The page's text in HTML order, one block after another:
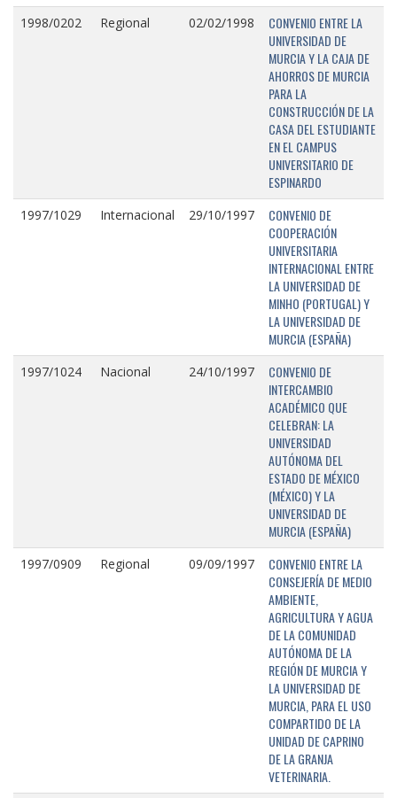
1998/0202 Regional 02/02/1998
CONVENIO ENTRE LA
UNIVERSIDAD DE
MURCIA Y LA CAJA DE
AHORROS DE MURCIA
PARA LA
CONSTRUCCIÓN DE LA
CASA DEL ESTUDIANTE
EN EL CAMPUS
UNIVERSITARIO DE
ESPINARDO
1997/1029 Internacional 29/10/1997
CONVENIO DE
COOPERACIÓN
UNIVERSITARIA
INTERNACIONAL ENTRE
LA UNIVERSIDAD DE
MINHO (PORTUGAL) Y
LA UNIVERSIDAD DE
MURCIA (ESPAÑA)
1997/1024 Nacional 24/10/1997
CONVENIO DE
INTERCAMBIO
ACADÉMICO QUE
CELEBRAN: LA
UNIVERSIDAD
AUTÓNOMA DEL
ESTADO DE MÉXICO
(MÉXICO) Y LA
UNIVERSIDAD DE
MURCIA (ESPAÑA)
1997/0909 Regional 09/09/1997
CONVENIO ENTRE LA
CONSEJERÍA DE MEDIO
AMBIENTE,
AGRICULTURA Y AGUA
DE LA COMUNIDAD
AUTÓNOMA DE LA
REGIÓN DE MURCIA Y
LA UNIVERSIDAD DE
MURCIA, PARA EL USO
COMPARTIDO DE LA
UNIDAD DE CAPRINO
DE LA GRANJA
VETERINARIA.